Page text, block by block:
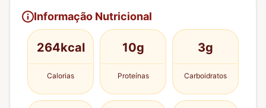
Informação Nutricional
264kcal
Calorias
10g
Proteínas
3g
Carboidratos